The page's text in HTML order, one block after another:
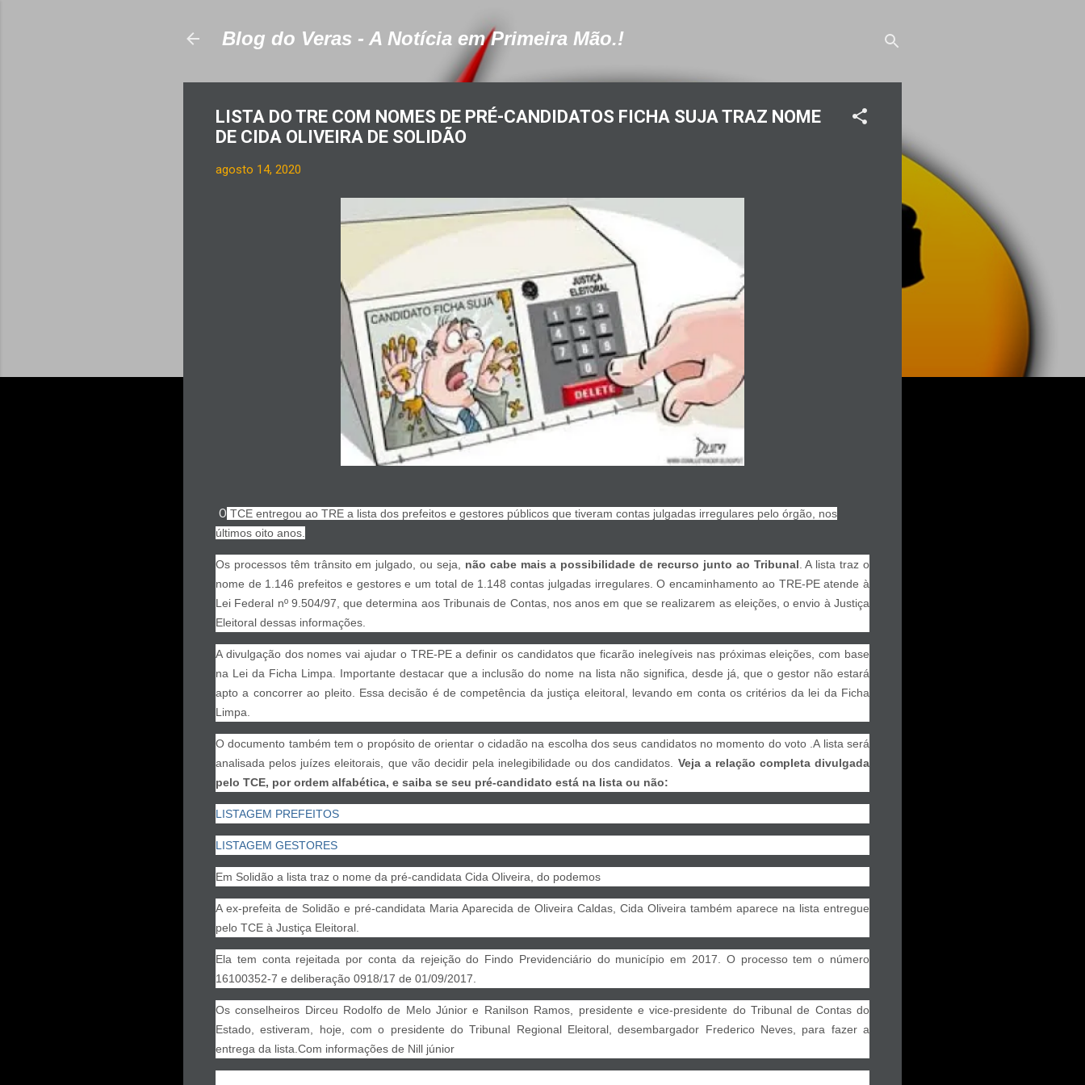
Blog do Veras - A Notícia em Primeira Mão.!
LISTA DO TRE COM NOMES DE PRÉ-CANDIDATOS FICHA SUJA TRAZ NOME
DE CIDA OLIVEIRA DE SOLIDÃO
agosto 14, 2020
O TCE entregou ao TRE a lista dos prefeitos e gestores públicos que tiveram contas julgadas irregulares pelo órgão, nos
últimos oito anos.
Os processos têm trânsito em julgado, ou seja, não cabe mais a possibilidade de recurso junto ao Tribunal . A lista traz o
nome de 1.146 prefeitos e gestores e um total de 1.148 contas julgadas irregulares. O encaminhamento ao TRE-PE atende à
Lei Federal nº 9.504/97, que determina aos Tribunais de Contas, nos anos em que se realizarem as eleições, o envio à Justiça
Eleitoral dessas informações.
A divulgação dos nomes vai ajudar o TRE-PE a definir os candidatos que ficarão inelegíveis nas próximas eleições, com base
na Lei da Ficha Limpa. Importante destacar que a inclusão do nome na lista não significa, desde já, que o gestor não estará
apto a concorrer ao pleito. Essa decisão é de competência da justiça eleitoral, levando em conta os critérios da lei da Ficha
Limpa.
O documento também tem o propósito de orientar o cidadão na escolha dos seus candidatos no momento do voto .A lista será
analisada pelos juízes eleitorais, que vão decidir pela inelegibilidade ou dos candidatos. Veja a relação completa divulgada
pelo TCE, por ordem alfabética, e saiba se seu pré-candidato está na lista ou não:
LISTAGEM PREFEITOS
LISTAGEM GESTORES
Em Solidão a lista traz o nome da pré-candidata Cida Oliveira, do podemos
A ex-prefeita de Solidão e pré-candidata Maria Aparecida de Oliveira Caldas, Cida Oliveira também aparece na lista entregue
pelo TCE à Justiça Eleitoral.
Ela tem conta rejeitada por conta da rejeição do Findo Previdenciário do município em 2017. O processo tem o número
16100352-7 e deliberação 0918/17 de 01/09/2017.
Os conselheiros Dirceu Rodolfo de Melo Júnior e Ranilson Ramos, presidente e vice-presidente do Tribunal de Contas do
Estado, estiveram, hoje, com o presidente do Tribunal Regional Eleitoral, desembargador Frederico Neves, para fazer a
entrega da lista.Com informações de Nill júnior